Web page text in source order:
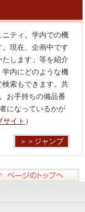
ティ。学内での機
現在、企画中です
します」等を紹介
学内にどのような機
索もできます。共
お手持ちの備品番
になっているかが
イト ）
＞＞ジャンプ